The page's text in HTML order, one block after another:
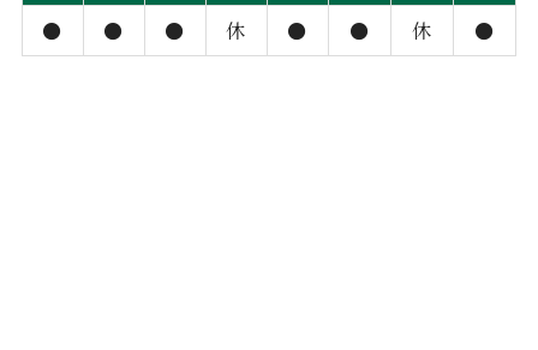
●
● ● 休 ● ● 休 ●